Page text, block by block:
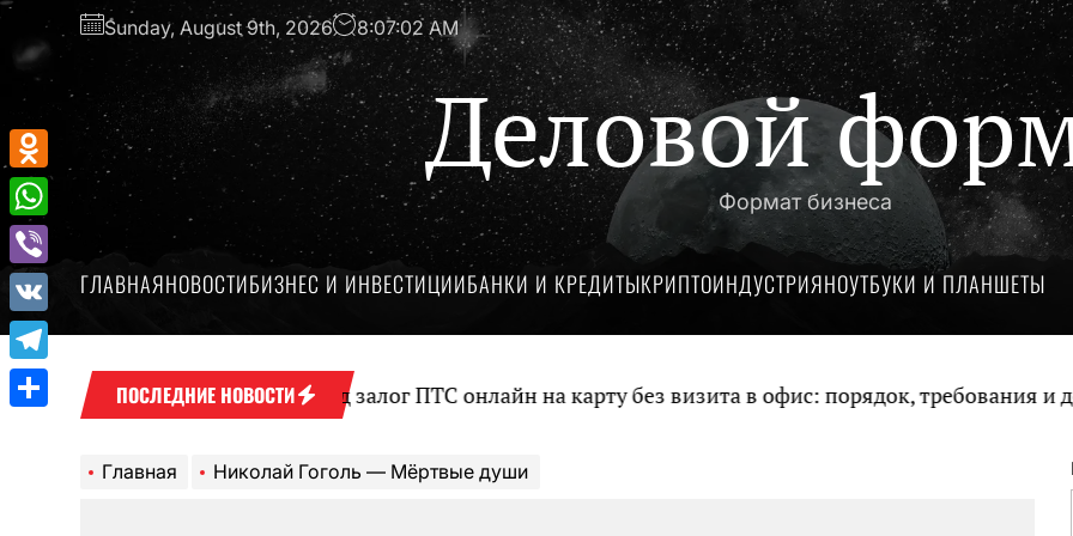
Перейти
содержимому
Sunday, August 9th, 2026 8:07:02 AM
Деловой
Формат бизнеса
ГЛАВНАЯНОВОСТИБИЗНЕС И ИНВЕСТИЦИИБАНКИ И КРЕДИТЫКРИПТОИНДУСТРИЯНОУТБУКИ И ПЛАНШЕТЫ
ПОСЛЕДНИЕ НОВОСТИ
Оформление займа под залог ПТС онлайн на карту без визита в офис: порядок, требования и
Главная Николай Гоголь — Мёртвые души
Odnoklassniki
WhatsApp
Viber
VK
Telegram
Отправить